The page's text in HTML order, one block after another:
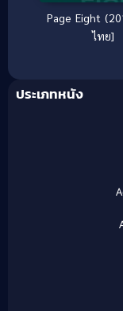
Page Eight
ไทย]
ประเภทหนัง